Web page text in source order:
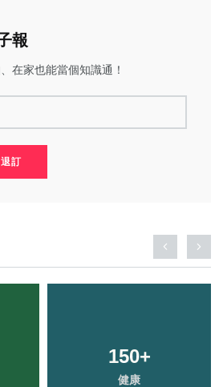
報
在家也能當個知識通！
退訂
150+
健康